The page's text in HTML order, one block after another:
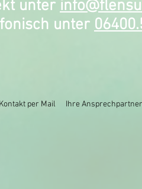
unter
unter
Kontakt per Mail Ihre